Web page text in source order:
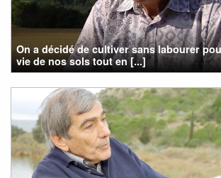
On a décidé de cultiver sans labourer
vie de nos sols tout en [...]